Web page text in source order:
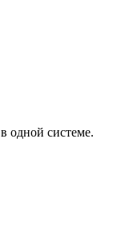
одной системе.